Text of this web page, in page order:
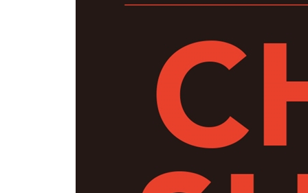
7장 | 시진핑의 적폐 청산
제3부 쫓기는 제국, 잠 못 이루는 황제
2장 | 보이는 중국과 보이지 않는 중국
6장 | 제국이 갈고 있는 단 하나의 칼 1